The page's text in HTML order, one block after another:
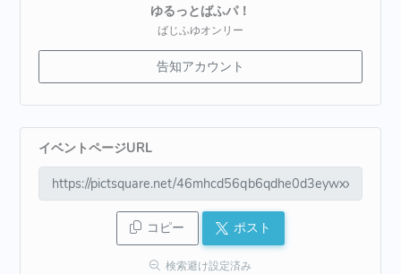
ゆるっとばふパ！
ばじふゆオンリー
告知アカウント
イベントページURL
コピー ポスト
検索避け設定済み